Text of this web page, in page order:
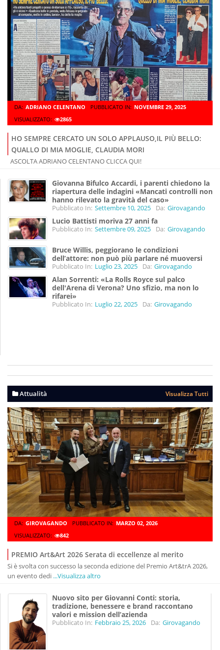
DA: ADRIANO CELENTANO PUBBLICATO IN: NOVEMBRE 29, 2025
VISUALIZZATO:
2865
HO SEMPRE CERCATO UN SOLO APPLAUSO,IL PIÙ BELLO:
QUALLO DI MIA MOGLIE, CLAUDIA MORI
ASCOLTA ADRIANO CELENTANO CLICCA QUI!
Giovanna Bifulco Accardi, i parenti chiedono la
riapertura delle indagini «Mancati controlli non
hanno rilevato la gravità del caso»
Pubblicato In: Settembre 10, 2025 Da: Girovagando
Lucio Battisti moriva 27 anni fa
Pubblicato In: Settembre 09, 2025 Da: Girovagando
Bruce Willis, peggiorano le condizioni
dell’attore: non può più parlare né muoversi
Pubblicato In: Luglio 23, 2025 Da: Girovagando
Alan Sorrenti: «La Rolls Royce sul palco
dell'Arena di Verona? Uno sfizio, ma non lo
rifarei»
Pubblicato In: Luglio 22, 2025 Da: Girovagando
Attualità Visualizza Tutti
DA: GIROVAGANDO PUBBLICATO IN: MARZO 02, 2026
VISUALIZZATO:
842
PREMIO Art&Art 2026 Serata di eccellenze al merito
Si è svolta con successo la seconda edizione del Premio Art&trA 2026,
un evento dedi ...Visualizza altro
Nuovo sito per Giovanni Conti: storia,
tradizione, benessere e brand raccontano
valori e mission dell’azienda
Pubblicato In: Febbraio 25, 2026 Da: Girovagando